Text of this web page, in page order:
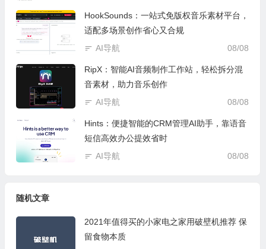
HookSounds：一站式免版权音乐素材平台，
适配多场景创作省心又合规
08/08
AI导航
RipX：智能AI音频制作工作站，轻松拆分混
音素材，助力音乐创作
08/08
AI导航
Hints：便捷智能的CRM管理AI助手，靠语音
短信高效办公提效省时
08/08
AI导航
随机文章
2021年值得买的小家电之家用破壁机推荐 保
留食物本质